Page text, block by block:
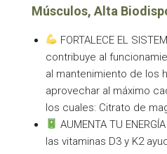
Músculos, Alta
FORTALECE EL
contribuye al
al mantenimiento de los
aprovechar al máximo
los cuales: Citrato de
AUMENTA TU
las vitaminas D3 y K2